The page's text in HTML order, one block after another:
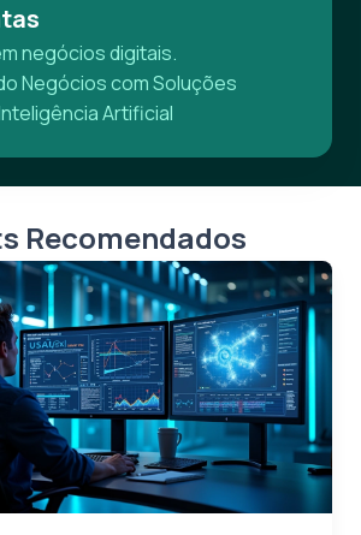
negócios digitais.
Negócios com Soluções
Artificial
Recomendados